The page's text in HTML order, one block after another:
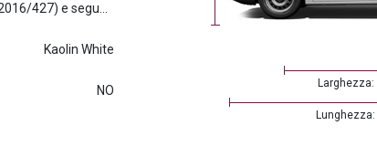
Kaolin White
NO Larghezza:
Lunghezza: